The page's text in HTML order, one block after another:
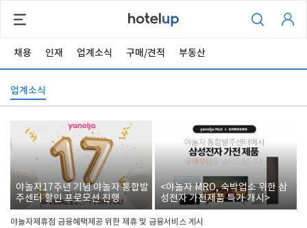
채용 인재 업계소식 구매/견적 부동산
업계소식
야놀자17주년 기념 야놀자 통합발
주센터 할인 프로모션 진행
<야놀자 MRO, 숙박업소 위한 삼
성전자 가전제품 특가 개시>
야놀자제휴점 금융혜택제공 위한 제휴 및 금융서비스 게시